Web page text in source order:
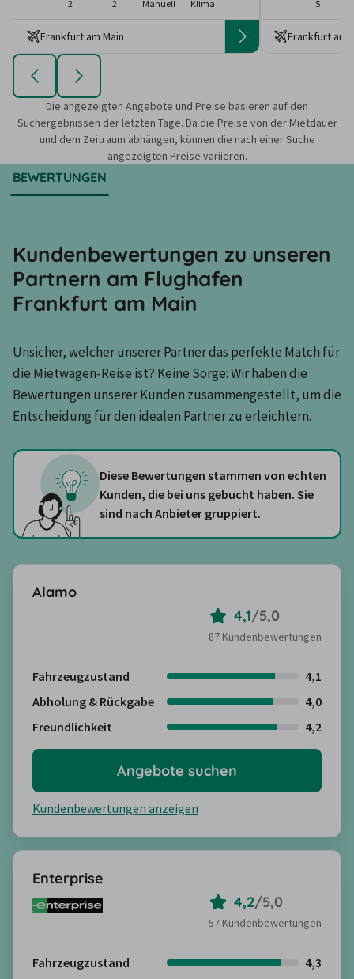
2 2 Manuell Klima
Frankfurt am Main
5
Frankfurt am
Die angezeigten Angebote und Preise basieren auf den
Suchergebnissen der letzten Tage. Da die Preise von der Mietdauer
und dem Zeitraum abhängen, können die nach einer Suche
angezeigten Preise variieren.
BEWERTUNGEN
Kundenbewertungen zu unseren
Partnern am Flughafen
Frankfurt am Main
Unsicher, welcher unserer Partner das perfekte Match für
die Mietwagen-Reise ist? Keine Sorge: Wir haben die
Bewertungen unserer Kunden zusammengestellt, um die
Entscheidung für den idealen Partner zu erleichtern.
Diese Bewertungen stammen von echten
Kunden, die bei uns gebucht haben. Sie
sind nach Anbieter gruppiert.
Alamo
4,1/5,0
87 Kundenbewertungen
Fahrzeugzustand
4,1
Abholung & Rückgabe
4,0
Freundlichkeit
4,2
Kundenbewertungen anzeigen
Angebote suchen
Enterprise
4,2/5,0
57 Kundenbewertungen
Fahrzeugzustand 4,3